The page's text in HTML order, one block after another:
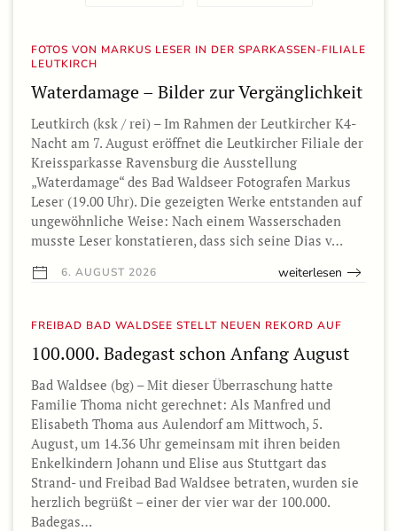
FOTOS VON MARKUS LESER IN DER SPARKASSEN-FILIALE
LEUTKIRCH
Waterdamage – Bilder zur Vergänglichkeit
Leutkirch (ksk / rei) – Im Rahmen der Leutkircher K4-
Nacht am 7. August eröffnet die Leutkircher Filiale der
Kreissparkasse Ravensburg die Ausstellung
„Waterdamage“ des Bad Waldseer Fotografen Markus
Leser (19.00 Uhr). Die gezeigten Werke entstanden auf
ungewöhnliche Weise: Nach einem Wasserschaden
musste Leser konstatieren, dass sich seine Dias v…
6. AUGUST 2026 weiterlesen
FREIBAD BAD WALDSEE STELLT NEUEN REKORD AUF
100.000. Badegast schon Anfang August
Bad Waldsee (bg) – Mit dieser Überraschung hatte
Familie Thoma nicht gerechnet: Als Manfred und
Elisabeth Thoma aus Aulendorf am Mittwoch, 5.
August, um 14.36 Uhr gemeinsam mit ihren beiden
Enkelkindern Johann und Elise aus Stuttgart das
Strand- und Freibad Bad Waldsee betraten, wurden sie
herzlich begrüßt – einer der vier war der 100.000.
Badegas…